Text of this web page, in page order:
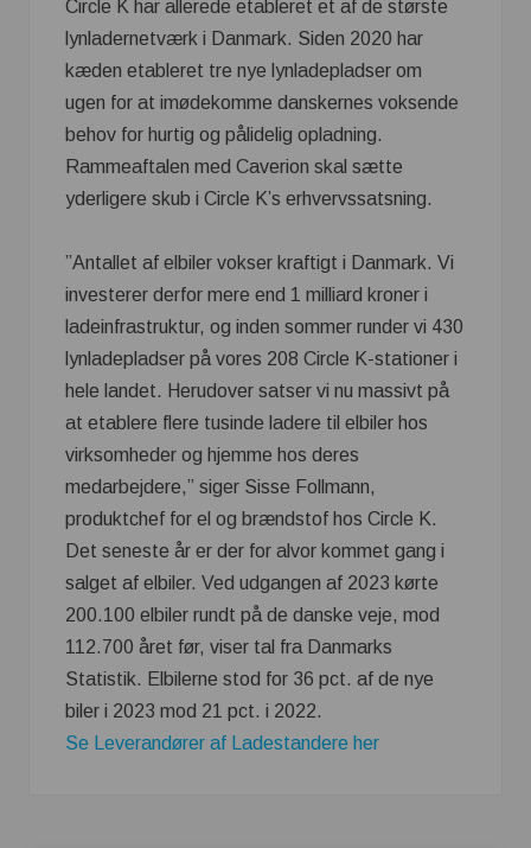
Circle K har allerede etableret et af de største
lynladernetværk i Danmark. Siden 2020 har
kæden etableret tre nye lynladepladser om
ugen for at imødekomme danskernes voksende
behov for hurtig og pålidelig opladning.
Rammeaftalen med Caverion skal sætte
yderligere skub i Circle K’s erhvervssatsning.
”Antallet af elbiler vokser kraftigt i Danmark. Vi
investerer derfor mere end 1 milliard kroner i
ladeinfrastruktur, og inden sommer runder vi 430
lynladepladser på vores 208 Circle K-stationer i
hele landet. Herudover satser vi nu massivt på
at etablere flere tusinde ladere til elbiler hos
virksomheder og hjemme hos deres
medarbejdere,” siger Sisse Follmann,
produktchef for el og brændstof hos Circle K.
Det seneste år er der for alvor kommet gang i
salget af elbiler. Ved udgangen af 2023 kørte
200.100 elbiler rundt på de danske veje, mod
112.700 året før, viser tal fra Danmarks
Statistik. Elbilerne stod for 36 pct. af de nye
biler i 2023 mod 21 pct. i 2022.
Se Leverandører af Ladestandere her